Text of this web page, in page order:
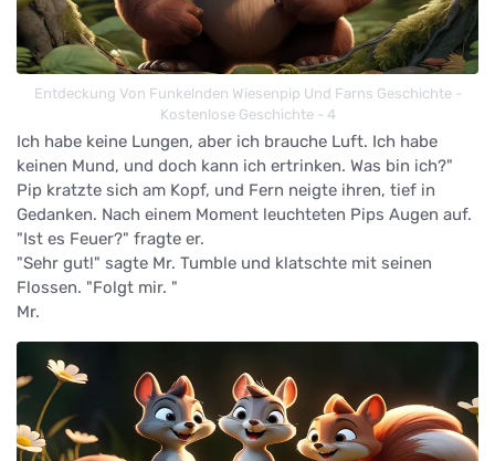
Entdeckung Von Funkelnden Wiesenpip Und Farns Geschichte -
Kostenlose Geschichte - 4
Ich habe keine Lungen, aber ich brauche Luft. Ich habe
keinen Mund, und doch kann ich ertrinken. Was bin ich?"
Pip kratzte sich am Kopf, und Fern neigte ihren, tief in
Gedanken. Nach einem Moment leuchteten Pips Augen auf.
"Ist es Feuer?" fragte er.
"Sehr gut!" sagte Mr. Tumble und klatschte mit seinen
Flossen. "Folgt mir. "
Mr.